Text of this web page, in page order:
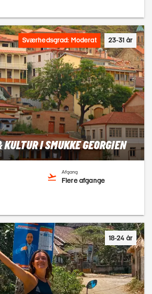
Sværhedsgrad: Moderat 23-31 år
I SMUKKE GEORGIEN
Afgang
Flere afgange
18-24 år